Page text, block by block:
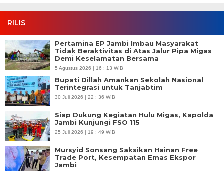
RILIS
Pertamina EP Jambi Imbau Masyarakat
Tidak Beraktivitas di Atas Jalur Pipa Migas
Demi Keselamatan Bersama
5 Agustus 2026 | 16 : 13 WIB
Bupati Dillah Amankan Sekolah Nasional
Terintegrasi untuk Tanjabtim
30 Juli 2026 | 22 : 36 WIB
Siap Dukung Kegiatan Hulu Migas, Kapolda
Jambi Kunjungi FSO 115
25 Juli 2026 | 19 : 49 WIB
Mursyid Sonsang Saksikan Hainan Free
Trade Port, Kesempatan Emas Ekspor
Jambi